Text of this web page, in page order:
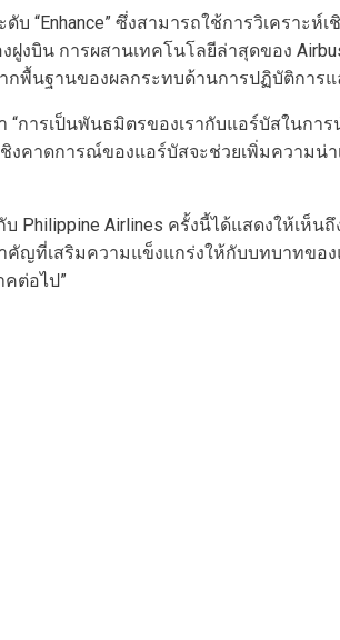
“Enhance” ซึ่งสามารถใช้การวิเคราะ
น การผสานเทคโนโลยีล่าสุดของ Airbus
นฐานของผลกระทบด้านการปฏิบัติการแ
การเป็นพันธมิตรของเรากับแอร์บัสในการ
งคาดการณ์ของแอร์บัสจะช่วยเพิ่มความน่
Philippine Airlines ครั้งนี้ได้แสดงให้เห็น
ญที่เสริมความแข็งแกร่งให้กับบทบาทขอ
ต่อไป”